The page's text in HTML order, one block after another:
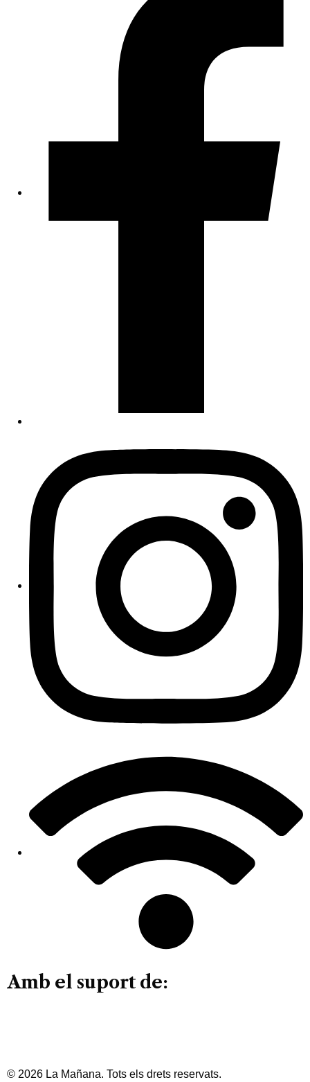
Amb el suport de:
© 2026 La Mañana. Tots els drets reservats.